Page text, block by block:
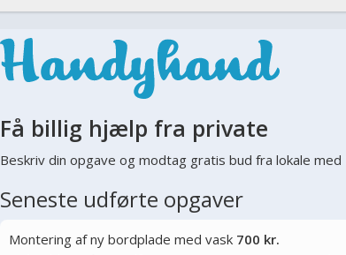
Få billig hjælp fra private
Beskriv din opgave og modtag gratis bud fra lokale med
Seneste udførte opgaver
Montering af ny bordplade med vask 700 kr.